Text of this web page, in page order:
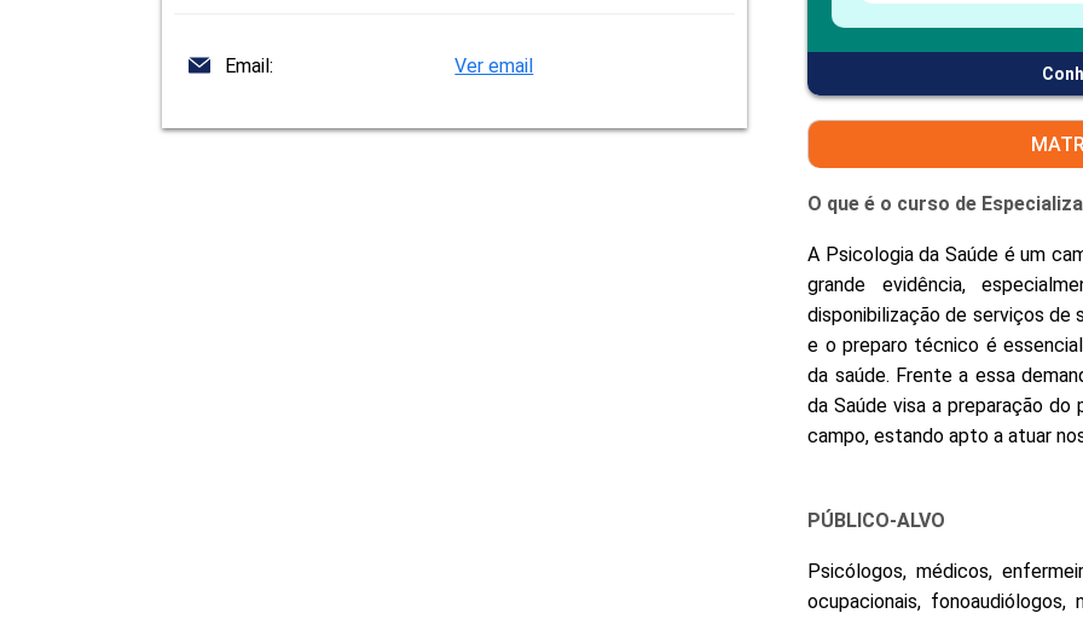
Email: Ver email
O que é o curso de
A Psicologia da Saúde é um
grande evidência,
disponibilização de serviços de
e o preparo técnico é
da saúde. Frente a essa
da Saúde visa a preparação
campo, estando apto a atuar
PÚBLICO-ALVO
Psicólogos, médicos,
ocupacionais,